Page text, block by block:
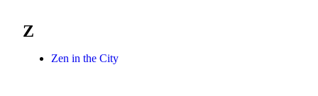
Z
Zen in the City